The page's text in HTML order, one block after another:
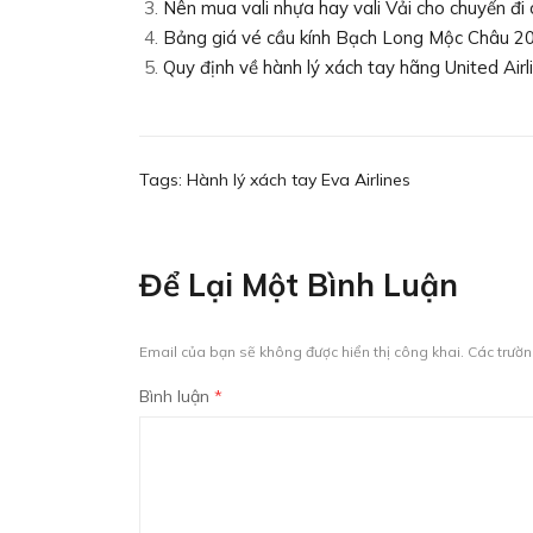
Nên mua vali nhựa hay vali Vải cho chuyến đi
Bảng giá vé cầu kính Bạch Long Mộc Châu
Quy định về hành lý xách tay hãng United
Tags: Hành lý xách tay Eva Airlines
Để Lại Một Bình Luận
Email của bạn sẽ không được hiển thị công khai. Các
Bình luận *